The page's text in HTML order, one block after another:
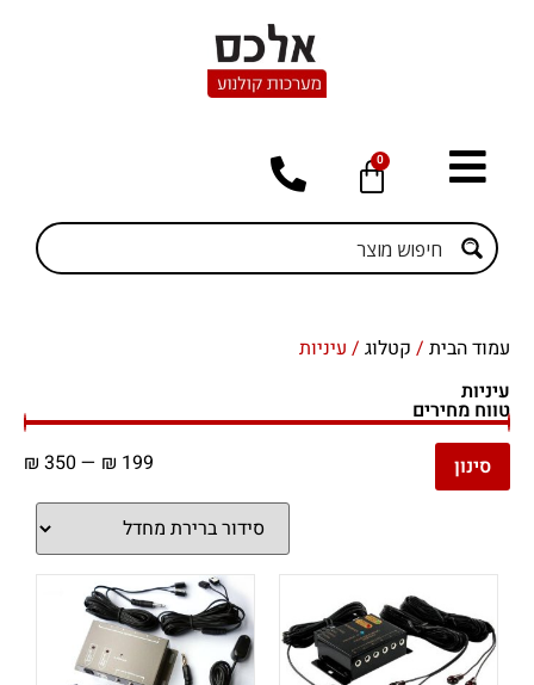
0
עמוד הבית / קטלוג / עיניות
עיניות
טווח מחירים
199
₪
—
350
₪ סינון